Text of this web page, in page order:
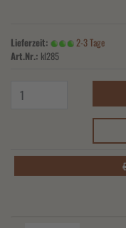
Lieferzeit:
2-3 Tage
Art.Nr.: kl285